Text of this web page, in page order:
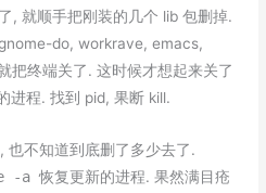
, 就顺手把刚装的几个 lib 包删掉.
do, workrave, emacs,
把终端关了. 这时候才想起来关了
进程. 找到 pid, 果断 kill.
也不知道到底删了多少去了.
-a恢复更新的进程. 果然满目疮